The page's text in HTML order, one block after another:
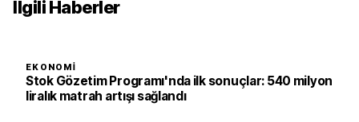
İlgili Haberler
EKONOMI
Stok Gözetim Programı'nda ilk sonuçlar: 540 milyon
liralık matrah artışı sağlandı